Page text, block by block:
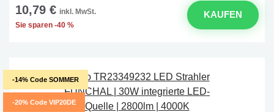
10,79 € inkl. MwSt.
Sie sparen -40 %
KAUFEN
-14% Code SOMMER
-20% Code VIP20DE